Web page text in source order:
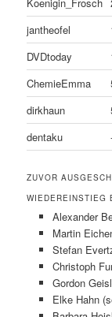
Koenigin_Frosch
jantheofel
DVDtoday
ChemieEmma
dirkhaun
dentaku
ZUVOR
WIEDEREINSTIEG
Alexander
Martin
Stefan
Christoph
Gordon
Elke Hahn